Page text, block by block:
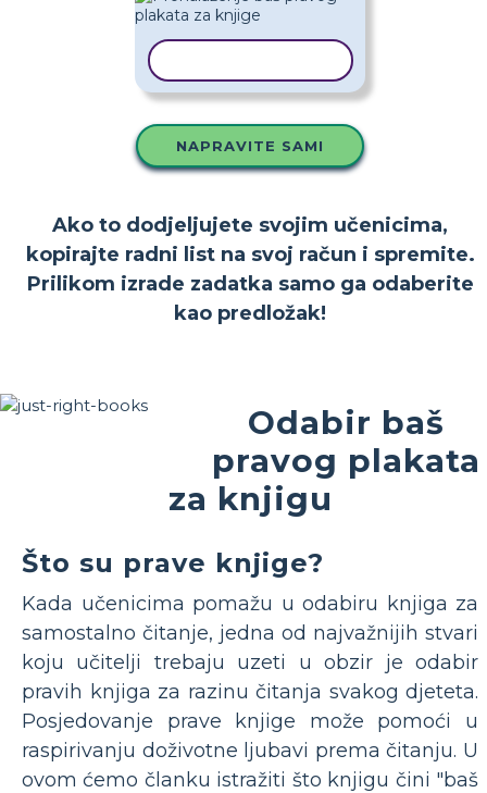
NAPRAVITE SAMI
Ako to dodjeljujete svojim učenicima,
kopirajte radni list na svoj račun i spremite.
Prilikom izrade zadatka samo ga odaberite
kao predložak!
Odabir baš
pravog plakata
za knjigu
Što su prave knjige?
Kada učenicima pomažu u odabiru knjiga za
samostalno čitanje, jedna od najvažnijih stvari
koju učitelji trebaju uzeti u obzir je odabir
pravih knjiga za razinu čitanja svakog djeteta.
Posjedovanje prave knjige može pomoći u
raspirivanju doživotne ljubavi prema čitanju. U
ovom ćemo članku istražiti što knjigu čini "baš